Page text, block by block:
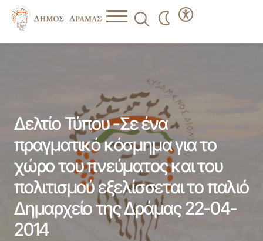
Δελτίο Τύπου -Σε ένα
πραγματικό κόσμημα για το
χώρο του πνεύματος και του
πολιτισμού εξελίσσεται το παλιό
Δημαρχείο της Δράμας 22-04-
2014